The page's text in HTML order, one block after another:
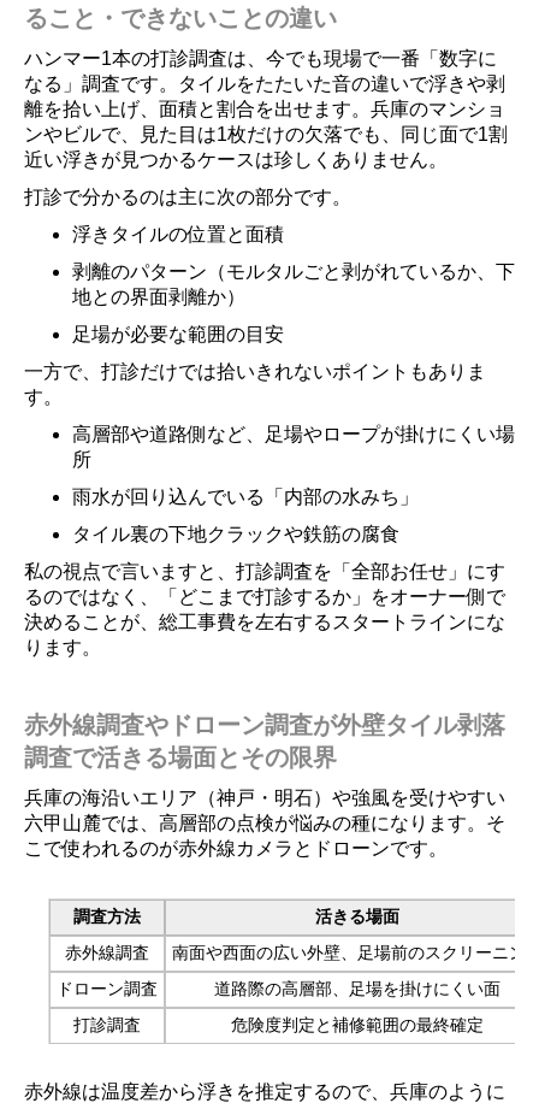
ること・できないことの違い
ハンマー1本の打診調査は、今でも現場で一番「数字に
なる」調査です。タイルをたたいた音の違いで浮きや剥
離を拾い上げ、面積と割合を出せます。兵庫のマンショ
ンやビルで、見た目は1枚だけの欠落でも、同じ面で1割
近い浮きが見つかるケースは珍しくありません。
打診で分かるのは主に次の部分です。
浮きタイルの位置と面積
剥離のパターン（モルタルごと剥がれているか、下
地との界面剥離か）
足場が必要な範囲の目安
一方で、打診だけでは拾いきれないポイントもありま
す。
高層部や道路側など、足場やロープが掛けにくい場
所
雨水が回り込んでいる「内部の水みち」
タイル裏の下地クラックや鉄筋の腐食
私の視点で言いますと、打診調査を「全部お任せ」にす
るのではなく、「どこまで打診するか」をオーナー側で
決めることが、総工事費を左右するスタートラインにな
ります。
赤外線調査やドローン調査が外壁タイル剥落
調査で活きる場面とその限界
兵庫の海沿いエリア（神戸・明石）や強風を受けやすい
六甲山麓では、高層部の点検が悩みの種になります。そ
こで使われるのが赤外線カメラとドローンです。
調査方法
活きる場面
赤外線調査
南面や西面の広い外壁、足場前のスクリーニン
ドローン調査
道路際の高層部、足場を掛けにくい面
打診調査
危険度判定と補修範囲の最終確定
赤外線は温度差から浮きを推定するので、兵庫のように